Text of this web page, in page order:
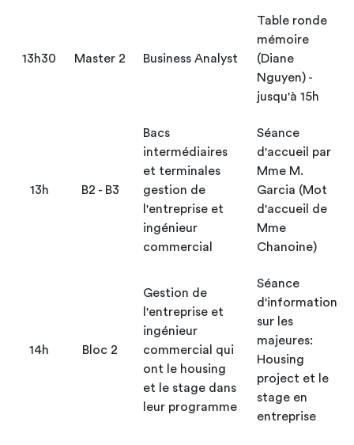
13h30 Master 2 Business Analyst
Table ronde
mémoire
(Diane
Nguyen) -
jusqu'à 15h
13h B2 - B3
Bacs
intermédiaires
et terminales
gestion de
l'entreprise et
ingénieur
commercial
Séance
d'accueil par
Mme M.
Garcia (Mot
d'accueil de
Mme
Chanoine)
14h Bloc 2
Gestion de
l'entreprise et
ingénieur
commercial qui
ont le housing
et le stage dans
leur programme
Séance
d'information
sur les
majeures:
Housing
project et le
stage en
entreprise